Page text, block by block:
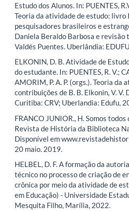
Estudo dos Alunos. In: PUENTES,
Teoria da atividade de estudo:
pesquisadores brasileiros e
Daniela Beraldo Barbosa e revisão
Valdés Puentes. Uberlândia:
ELKONIN, D. B. Atividade de
do estudante. In: PUENTES, R. V.;
AMORIM, P. A. P. (orgs.). Teoria da
contribuições de B. B. Elkonin, V. V.
Curitiba: CRV; Uberlandia: Edufu,
FRANCO JUNIOR., H. Somos
Revista de História da Biblioteca
Disponível em
20 maio. 2019.
HELBEL, D. F. A formação da
técnico no processo de criação de
crônica por meio da atividade de
em Educação) - Universidade
Mesquita Filho, Marília, 2022.